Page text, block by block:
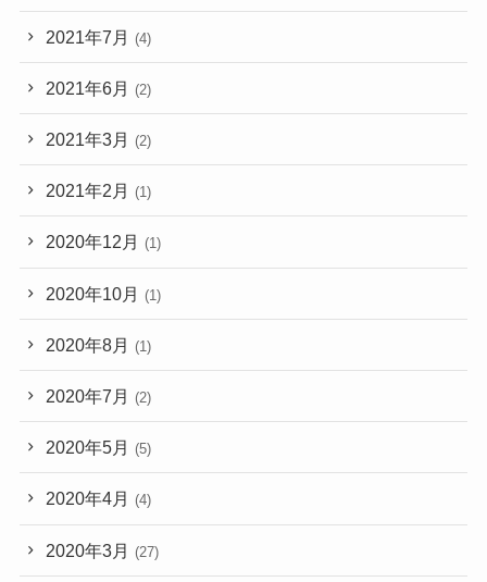
2021年7月 (4)
2021年6月 (2)
2021年3月 (2)
2021年2月 (1)
2020年12月 (1)
2020年10月 (1)
2020年8月 (1)
2020年7月 (2)
2020年5月 (5)
2020年4月 (4)
2020年3月 (27)